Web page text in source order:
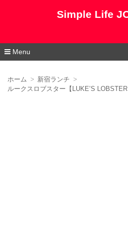
Simple Life
Menu
ホーム
新宿ランチ
ルークスロブスター【LUKE’S